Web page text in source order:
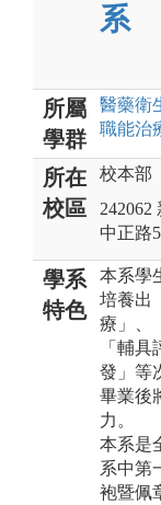
系
所屬
學群
醫藥衛
職能治
所在
校區
校本部
242062
中正路
學系
特色
本系學
培養出
療」、
「輔
發」等
畢業後
力。
本系是
系中第
袍暨佩